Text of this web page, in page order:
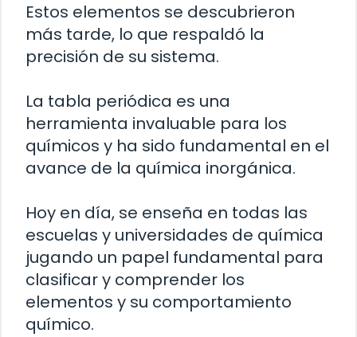
Estos elementos se descubrieron
más tarde, lo que respaldó la
precisión de su sistema.
La tabla periódica es una
herramienta invaluable para los
químicos y ha sido fundamental en el
avance de la química inorgánica.
Hoy en día, se enseña en todas las
escuelas y universidades de química
jugando un papel fundamental para
clasificar y comprender los
elementos y su comportamiento
químico.